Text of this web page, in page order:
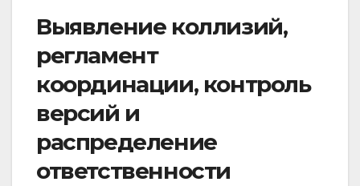
Выявление коллизий,
регламент
координации, контроль
версий и
распределение
ответственности